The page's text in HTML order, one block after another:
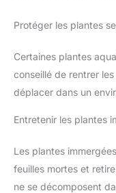
Protéger les plantes
Certaines plantes
conseillé de rentrer
déplacer dans un
Entretenir les plantes
Les plantes
feuilles mortes et
ne se décomposent